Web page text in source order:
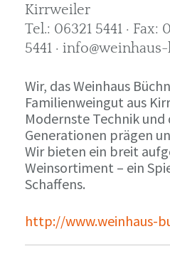
Kirrweiler
Tel.: 06321 5441 · Fax:
5441 ·
Wir, das Weinhaus
Familienweingut aus
Modernste Technik
Generationen prägen
Wir bieten ein breit
Weinsortiment – ein
Schaffens.
http://www.weinhaus-